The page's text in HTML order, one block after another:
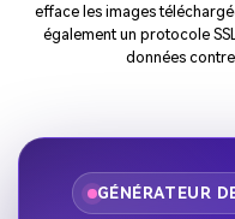
efface les images
également un protocole
données
GÉNÉRATEUR